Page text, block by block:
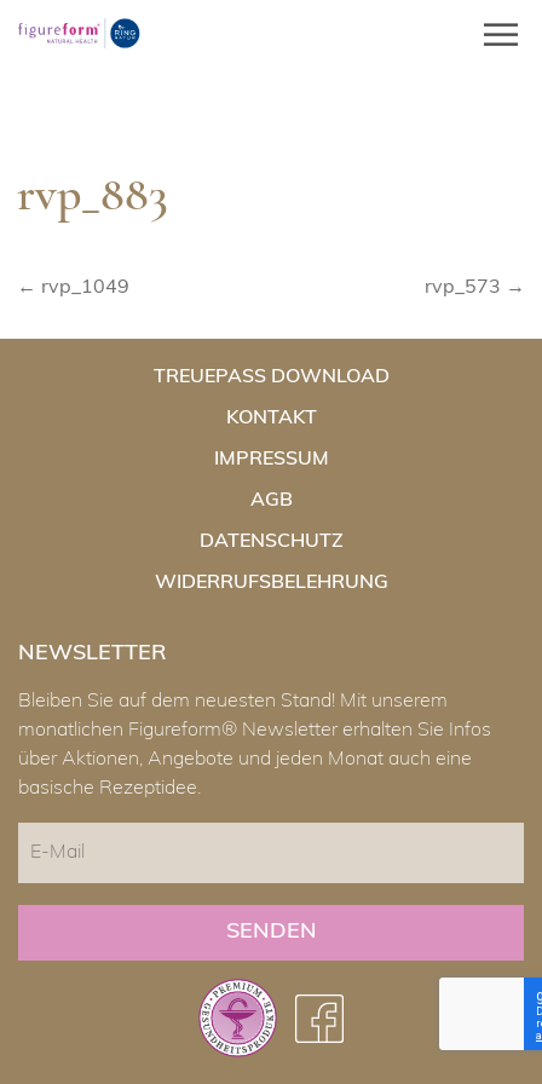
zum
rvp_883
Beitragsnavigation
← rvp_1049 rvp_573 →
TREUEPASS DOWNLOAD
KONTAKT
IMPRESSUM
AGB
DATENSCHUTZ
WIDERRUFSBELEHRUNG
NEWSLETTER
Bleiben Sie auf dem neuesten Stand! Mit unserem
monatlichen Figureform® Newsletter erhalten Sie Infos
über Aktionen, Angebote und jeden Monat auch eine
basische Rezeptidee.
Mail
CAPTCHA